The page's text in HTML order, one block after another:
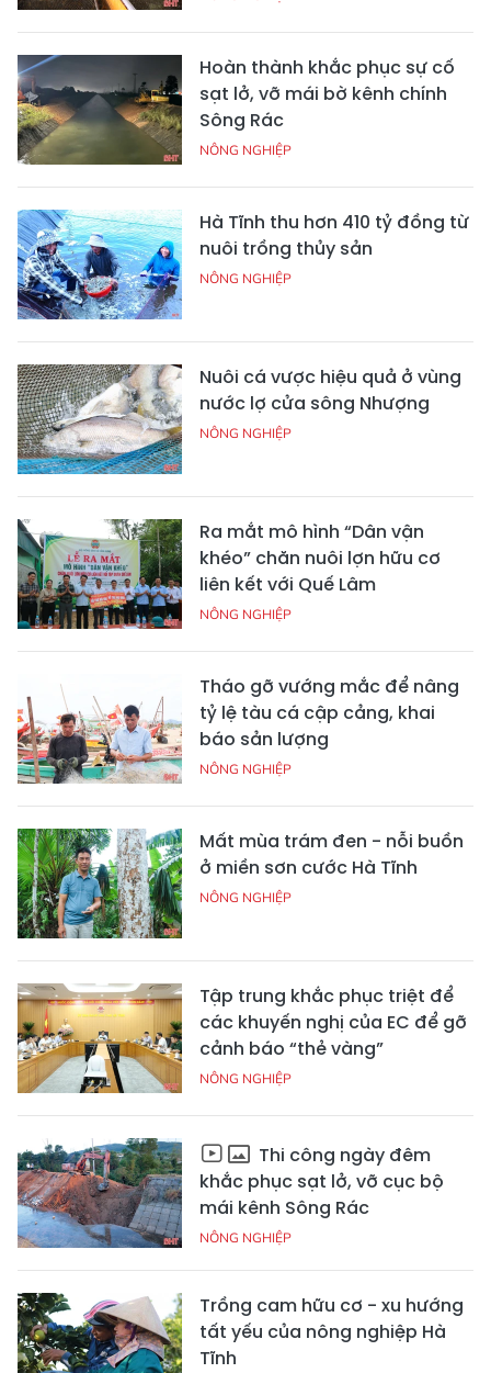
Hoàn thành khắc phục sự cố
sạt lở, vỡ mái bờ kênh chính
Sông Rác
NÔNG NGHIỆP
Hà Tĩnh thu hơn 410 tỷ đồng từ
nuôi trồng thủy sản
NÔNG NGHIỆP
Nuôi cá vược hiệu quả ở vùng
nước lợ cửa sông Nhượng
NÔNG NGHIỆP
Ra mắt mô hình “Dân vận
khéo” chăn nuôi lợn hữu cơ
liên kết với Quế Lâm
NÔNG NGHIỆP
Tháo gỡ vướng mắc để nâng
tỷ lệ tàu cá cập cảng, khai
báo sản lượng
NÔNG NGHIỆP
Mất mùa trám đen - nỗi buồn
ở miền sơn cước Hà Tĩnh
NÔNG NGHIỆP
Tập trung khắc phục triệt để
các khuyến nghị của EC để gỡ
cảnh báo “thẻ vàng”
NÔNG NGHIỆP
Thi công ngày đêm
khắc phục sạt lở, vỡ cục bộ
mái kênh Sông Rác
NÔNG NGHIỆP
Trồng cam hữu cơ - xu hướng
tất yếu của nông nghiệp Hà
Tĩnh